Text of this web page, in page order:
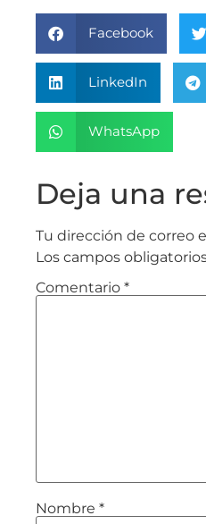
Facebook
LinkedIn
WhatsApp
Deja una
Tu dirección de correo
Los campos
Comentario *
Nombre *